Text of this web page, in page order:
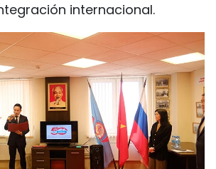
internacional.